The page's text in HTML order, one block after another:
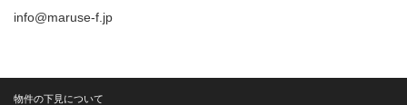
info@maruse-f.jp
物件の下見について